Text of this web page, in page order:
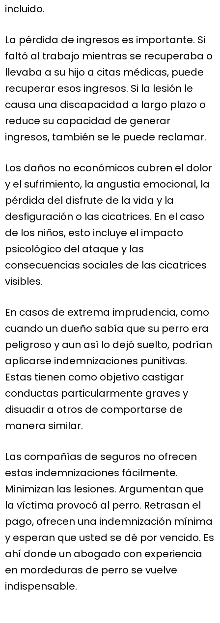
incluido.
La pérdida de ingresos es importante. Si
faltó al trabajo mientras se recuperaba o
llevaba a su hijo a citas médicas, puede
recuperar esos ingresos. Si la lesión le
causa una discapacidad a largo plazo o
reduce su capacidad de generar
ingresos, también se le puede reclamar.
Los daños no económicos cubren el dolor
y el sufrimiento, la angustia emocional, la
pérdida del disfrute de la vida y la
desfiguración o las cicatrices. En el caso
de los niños, esto incluye el impacto
psicológico del ataque y las
consecuencias sociales de las cicatrices
visibles.
En casos de extrema imprudencia, como
cuando un dueño sabía que su perro era
peligroso y aun así lo dejó suelto, podrían
aplicarse indemnizaciones punitivas.
Estas tienen como objetivo castigar
conductas particularmente graves y
disuadir a otros de comportarse de
manera similar.
Las compañías de seguros no ofrecen
estas indemnizaciones fácilmente.
Minimizan las lesiones. Argumentan que
la víctima provocó al perro. Retrasan el
pago, ofrecen una indemnización mínima
y esperan que usted se dé por vencido. Es
ahí donde un abogado con experiencia
en mordeduras de perro se vuelve
indispensable.